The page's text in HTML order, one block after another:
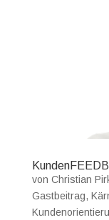
von Christian
Gastbeitrag,